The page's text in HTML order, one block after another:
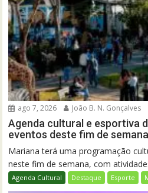
ago 7, 2026 João B. N. Gonçalves
Agenda cultural e esportiva
eventos deste fim de semana
Mariana terá uma programação
neste fim de semana, com
Agenda Cultural Destaque Esporte